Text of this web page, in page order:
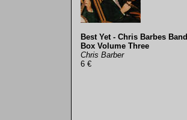
Best Yet - Chris Barbes Band
Box Volume Three
Chris Barber
6 €